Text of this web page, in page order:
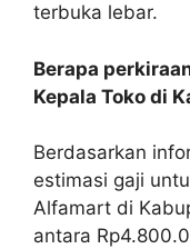
terbuka lebar.
Berapa
Kepala Toko di
Berdasarkan
estimasi gaji
Alfamart di
antara